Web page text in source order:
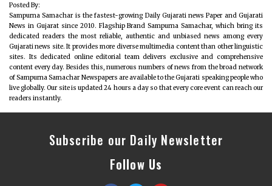
Posted By:
Sampurna Samachar is the fastest-growing Daily Gujarati news Paper and Gujarati
News in Gujarat since 2010. Flagship Brand Sampurna Samachar, which bring its
dedicated readers the most reliable, authentic and unbiased news among every
Gujarati news site. It provides more diverse multimedia content than other linguistic
sites. Its dedicated online editorial team delivers exclusive and comprehensive
content every day. Besides this, numerous numbers of news from the broad network
of Sampurna Samachar Newspapers are available to the Gujarati speaking people who
live globally. Our site is updated 24 hours a day so that every core event can reach our
readers instantly.
Subscribe our Daily Newsletter
Follow Us